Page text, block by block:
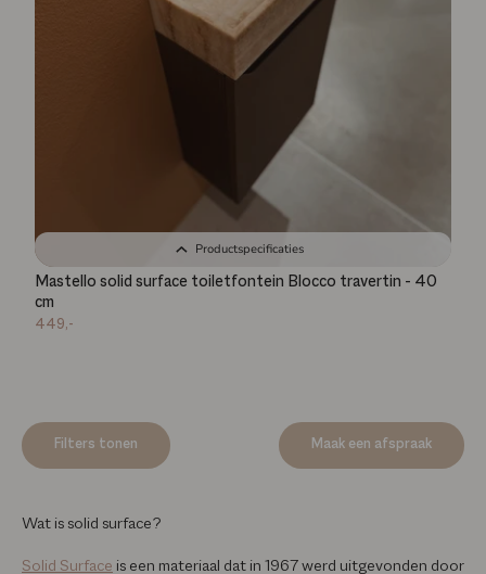
Filters tonen Maak een afspraak
Productspecificaties
Mastello solid surface toiletfontein Blocco travertin - 40
cm
449,-
Wat is solid surface?
Solid Surface is een materiaal dat in 1967 werd uitgevonden door